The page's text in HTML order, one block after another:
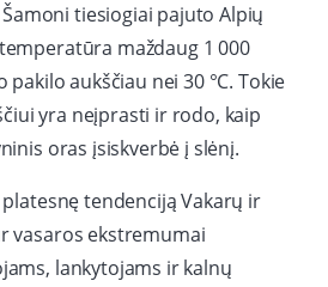
tiesiogiai pajuto Alpių
maždaug 1 000
aukščiau nei 30 °C. Tokie
yra neįprasti ir rodo, kaip
oras įsiskverbė į slėnį.
tendenciją Vakarų ir
vasaros ekstremumai
lankytojams ir kalnų